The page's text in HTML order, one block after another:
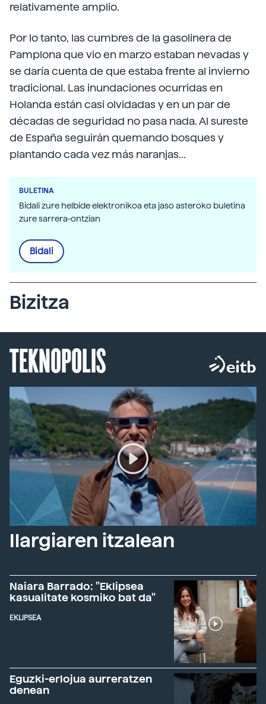
relativamente amplio.
Por lo tanto, las cumbres de la gasolinera de
Pamplona que vio en marzo estaban nevadas y
se daría cuenta de que estaba frente al invierno
tradicional. Las inundaciones ocurridas en
Holanda están casi olvidadas y en un par de
décadas de seguridad no pasa nada. Al sureste
de España seguirán quemando bosques y
plantando cada vez más naranjas...
BULETINA
Bidali zure helbide elektronikoa eta jaso asteroko buletina
zure sarrera-ontzian
Bidali
Bizitza
TEKNOPOLIS
Ilargiaren itzalean
Naiara Barrado: "Eklipsea
kasualitate kosmiko bat da"
EKLIPSEA
Eguzki-erlojua aurreratzen
denean